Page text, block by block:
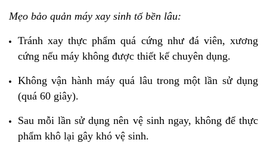
Mẹo bảo quản máy xay sinh tố bền lâu:
Tránh xay thực phẩm quá cứng như đá viên, xương
cứng nếu máy không được thiết kế chuyên dụng.
Không vận hành máy quá lâu trong một lần sử dụng
(quá 60 giây).
Sau mỗi lần sử dụng nên vệ sinh ngay, không để thực
phẩm khô lại gây khó vệ sinh.